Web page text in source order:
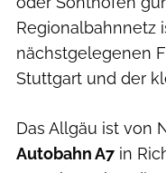
Regionalbahnnetz
nächstgelegenen
Stuttgart und der
Das Allgäu ist von
Autobahn A7 in